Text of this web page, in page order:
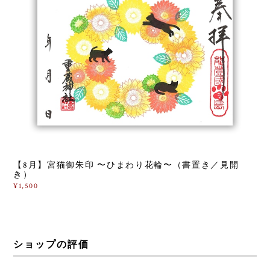
【8月】宮猫御朱印 〜ひまわり花輪〜（書置き／見開
き）
¥1,500
ショップの評価